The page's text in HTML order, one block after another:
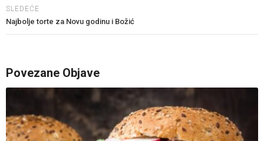
SLEDEĆE
Najbolje torte za Novu godinu i Božić
Povezane Objave